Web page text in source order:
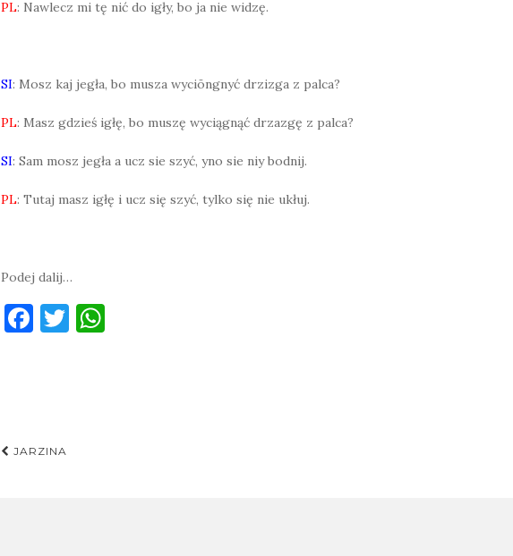
PL: Nawlecz mi tę nić do igły, bo ja nie widzę.
SI: Mosz kaj jegła, bo musza wyciōngnyć drzizga z palca?
PL: Masz gdzieś igłę, bo muszę wyciągnąć drzazgę z palca?
SI: Sam mosz jegła a ucz sie szyć, yno sie niy bodnij.
PL: Tutaj masz igłę i ucz się szyć, tylko się nie ukłuj.
Podej dalij…
F
o
T W
Post
JARZINA